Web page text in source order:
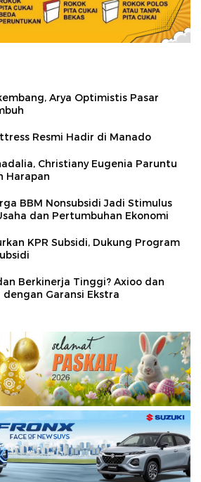
Arya Optimistis Pasar
Resmi Hadir di Manado
Christiany Eugenia Paruntu
Harapan
BBM Nonsubsidi Jadi Stimulus
dan Pertumbuhan Ekonomi
KPR Subsidi, Dukung Program
Berkinerja Tinggi? Axioo dan
dengan Garansi Ekstra